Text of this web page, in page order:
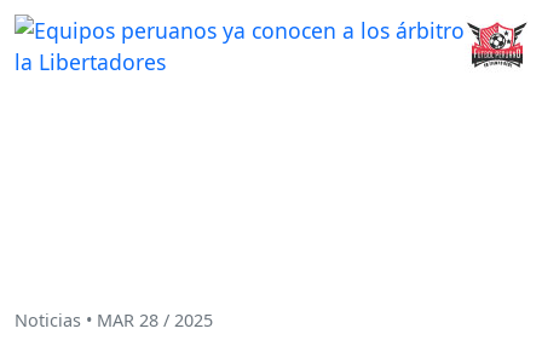
Noticias • MAR 28 / 2025